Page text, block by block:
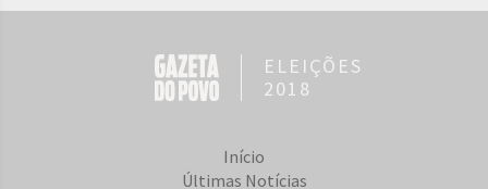
ELEIÇÕES
2018
Início
Últimas Notícias